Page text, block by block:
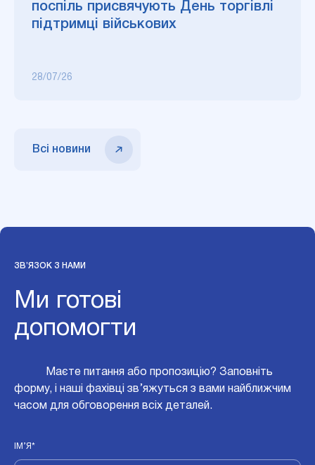
поспіль присвячують День торгівлі
підтримці військових
28/07/26
Всі новини
ЗВ’ЯЗОК З НАМИ
Ми готові
допомогти
Маєте питання або пропозицію? Заповніть
форму, і наші фахівці зв’яжуться з вами найближчим
часом для обговорення всіх деталей.
ІМ’Я*